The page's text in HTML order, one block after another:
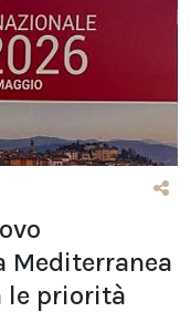
Mediterranea
le priorità